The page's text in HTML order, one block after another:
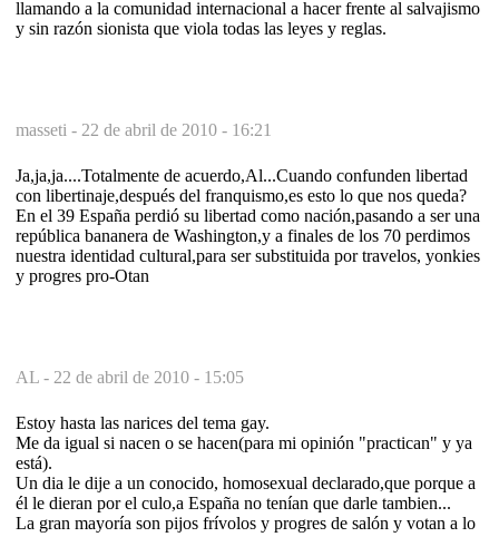
llamando a la comunidad internacional a hacer frente al salvajismo
y sin razón sionista que viola todas las leyes y reglas.
masseti - 22 de abril de 2010 - 16:21
Ja,ja,ja....Totalmente de acuerdo,Al...Cuando confunden libertad
con libertinaje,después del franquismo,es esto lo que nos queda?
En el 39 España perdió su libertad como nación,pasando a ser una
república bananera de Washington,y a finales de los 70 perdimos
nuestra identidad cultural,para ser substituida por travelos, yonkies
y progres pro-Otan
AL - 22 de abril de 2010 - 15:05
Estoy hasta las narices del tema gay.
Me da igual si nacen o se hacen(para mi opinión "practican" y ya
está).
Un dia le dije a un conocido, homosexual declarado,que porque a
él le dieran por el culo,a España no tenían que darle tambien...
La gran mayoría son pijos frívolos y progres de salón y votan a lo